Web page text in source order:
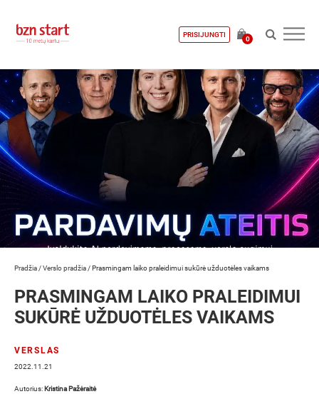
PRISIJUNGTI
0
Pradžia /Verslo pradžia /Prasmingam laiko praleidimui sukūrė užduotėles vaikams
PRASMINGAM LAIKO PRALEIDIMUI
SUKŪRĖ UŽDUOTĖLES VAIKAMS
VERSLAS
2022.11.21
Autorius: Kristina Pažėraitė